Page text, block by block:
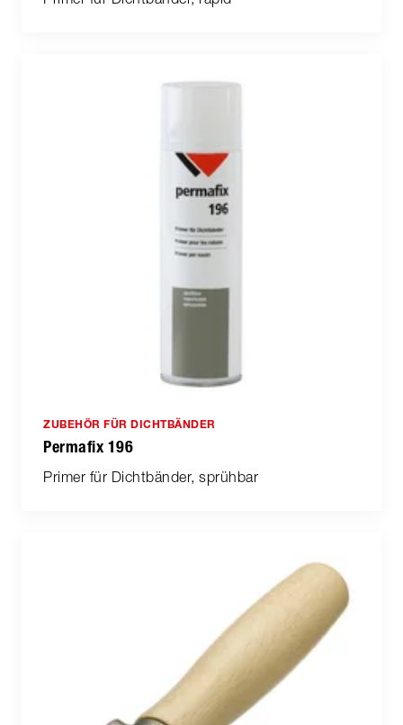
ZUBEHÖR FÜR DICHTBÄNDER
Permafix 196
Primer für Dichtbänder, sprühbar